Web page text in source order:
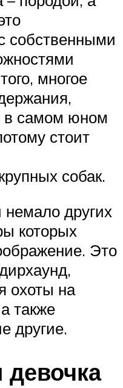
собственными
многое
в самом юном
стоит
собак.
других
которых
Это
охоты на
также
другие.